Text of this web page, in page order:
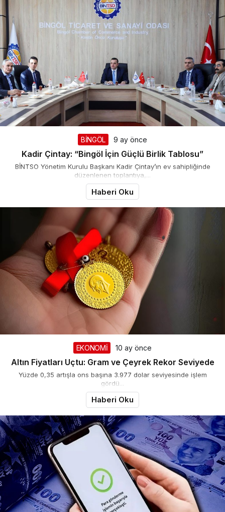
BİNGÖL 9 ay önce
Kadir Çintay: “Bingöl İçin Güçlü Birlik Tablosu”
BİNTSO Yönetim Kurulu Başkanı Kadir Çintay’ın ev sahipliğinde
düzenlenen toplantıya,...
Haberi Oku
EKONOMİ 10 ay önce
Altın Fiyatları Uçtu: Gram ve Çeyrek Rekor Seviyede
Yüzde 0,35 artışla ons başına 3.977 dolar seviyesinde işlem
gördü...
Haberi Oku